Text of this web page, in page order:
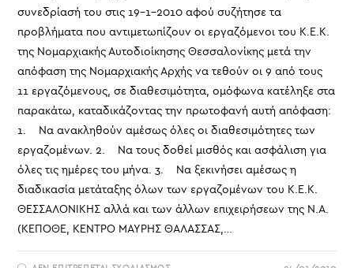
συνεδρίασή του στις 19-1-2010 αφού συζήτησε τα
προβλήματα που αντιμετωπίζουν οι εργαζόμενοι του Κ.Ε.Κ.
της Νομαρχιακής Αυτοδιοίκησης Θεσσαλονίκης μετά την
απόφαση της Νομαρχιακής Αρχής να τεθούν οι 9 από τους
11 εργαζόμενους, σε διαθεσιμότητα, ομόφωνα κατέληξε στα
παρακάτω, καταδικάζοντας την πρωτοφανή αυτή απόφαση:
1. Να ανακληθούν αμέσως όλες οι διαθεσιμότητες των
εργαζομένων. 2. Να τους δοθεί μισθός και ασφάλιση για
όλες τις ημέρες του μήνα. 3. Να ξεκινήσει αμέσως η
διαδικασία μετάταξης όλων των εργαζομένων του Κ.Ε.Κ.
ΘΕΣΣΑΛΟΝΙΚΗΣ αλλά και των άλλων επιχειρήσεων της Ν.Α.
(ΚΕΠΟΘΕ, ΚΕΝΤΡΟ ΜΑΥΡΗΣ ΘΑΛΑΣΣΑΣ,…